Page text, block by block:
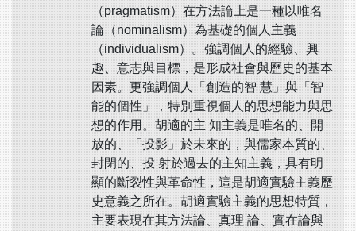
（pragmatism）在方法論上是一種以唯名
論（nominalism）為基礎的個人主義
（individualism）。強調個人的經驗、興
趣、意志與目標，是形成社會與歷史的基本
因素。更強調個人「創造的智 慧」與「智
能的個性」，特別重視個人的思想能力與思
想的作用。胡適的主 知主義是唯名的、開
放的、「投影」於未來的，與儒家本質的、
封閉的、投 射於過去的主知主義，具有明
顯的斷裂性與革命性，這是胡適實驗主義歷
史意義之所在。胡適實驗主義的思想特質，
主要表現在其方法論、真理 論、實在論與